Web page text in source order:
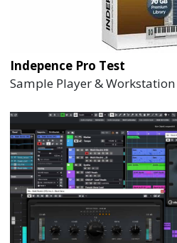
Indepence Pro Test
Sample Player & Workstation